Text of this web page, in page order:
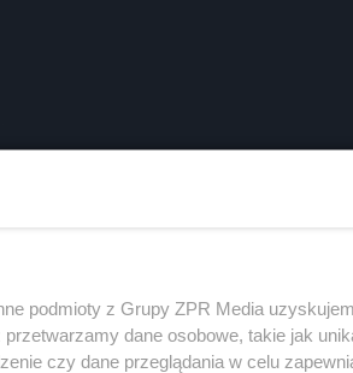
podmioty z Grupy ZPR Media
dane osobowe, takie jak
czy dane przeglądania w celu